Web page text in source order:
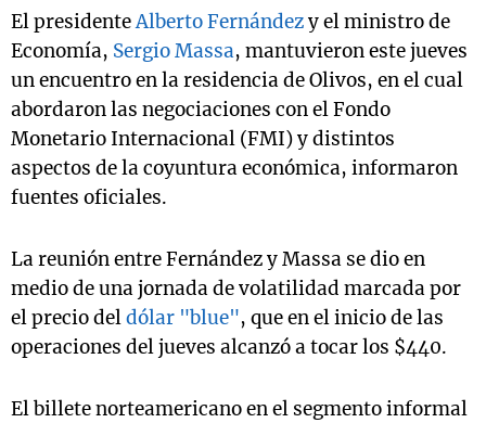
El presidenteAlberto Fernándezy el ministro de
Economía, Sergio Massa, mantuvieron este jueves
un encuentro en la residencia de Olivos, en el cual
abordaron las negociaciones con el Fondo
Monetario Internacional (FMI) y distintos
aspectos de la coyuntura económica, informaron
fuentes oficiales.
La reunión entre Fernández y Massa se dio en
medio de una jornada de volatilidad marcada por
el precio deldólar "blue", que en el inicio de las
operaciones del jueves alcanzó a tocar los $440.
El billete norteamericano en el segmento informal